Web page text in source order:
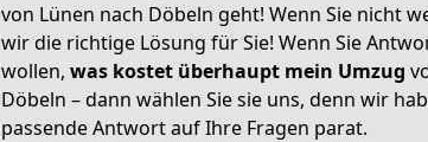
von Lünen nach Döbeln geht! Wenn Sie nicht
wir die richtige Lösung für Sie! Wenn Sie
wollen, was kostet überhaupt mein Umzug
Döbeln – dann wählen Sie sie uns, denn wir
passende Antwort auf Ihre Fragen parat.